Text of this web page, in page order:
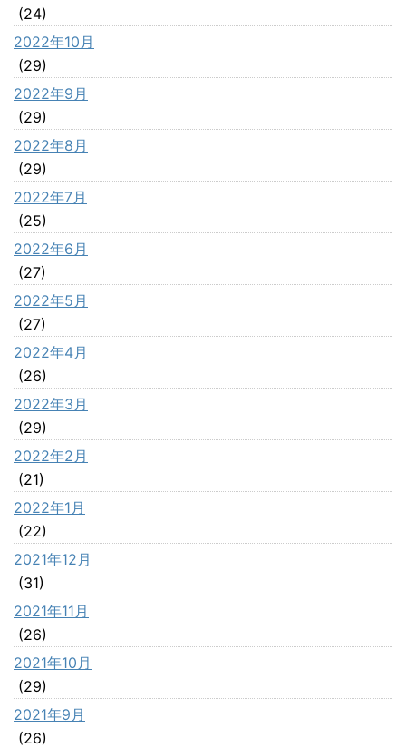
(24)
2022年10月
(29)
2022年9月
(29)
2022年8月
(29)
2022年7月
(25)
2022年6月
(27)
2022年5月
(27)
2022年4月
(26)
2022年3月
(29)
2022年2月
(21)
2022年1月
(22)
2021年12月
(31)
2021年11月
(26)
2021年10月
(29)
2021年9月
(26)